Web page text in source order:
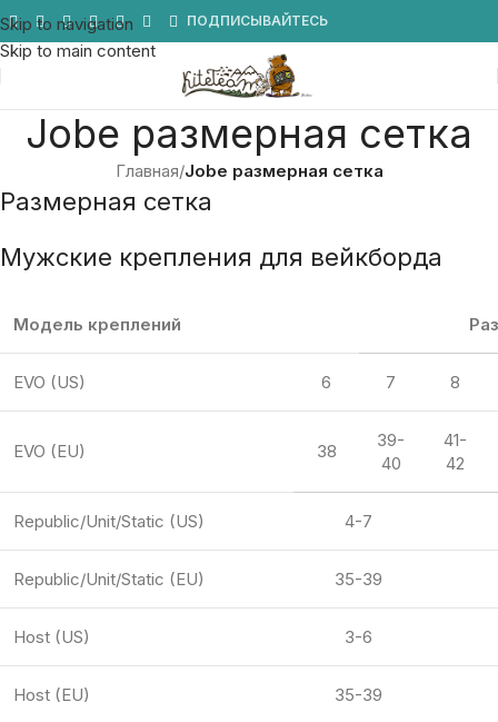
Skip to navigation
Skip to main content
ПОДПИСЫВАЙТЕСЬ
Jobe размерная сетка
Главная/Jobe размерная сетка
Размерная сетка
Мужские крепления для вейкборда
Модель креплений
EVO (US) 6 7 8
EVO (EU) 38
39-
40
41-
42
Republic/Unit/Static (US) 4-7
Republic/Unit/Static (EU) 35-39
Host (US) 3-6
Host (EU) 35-39